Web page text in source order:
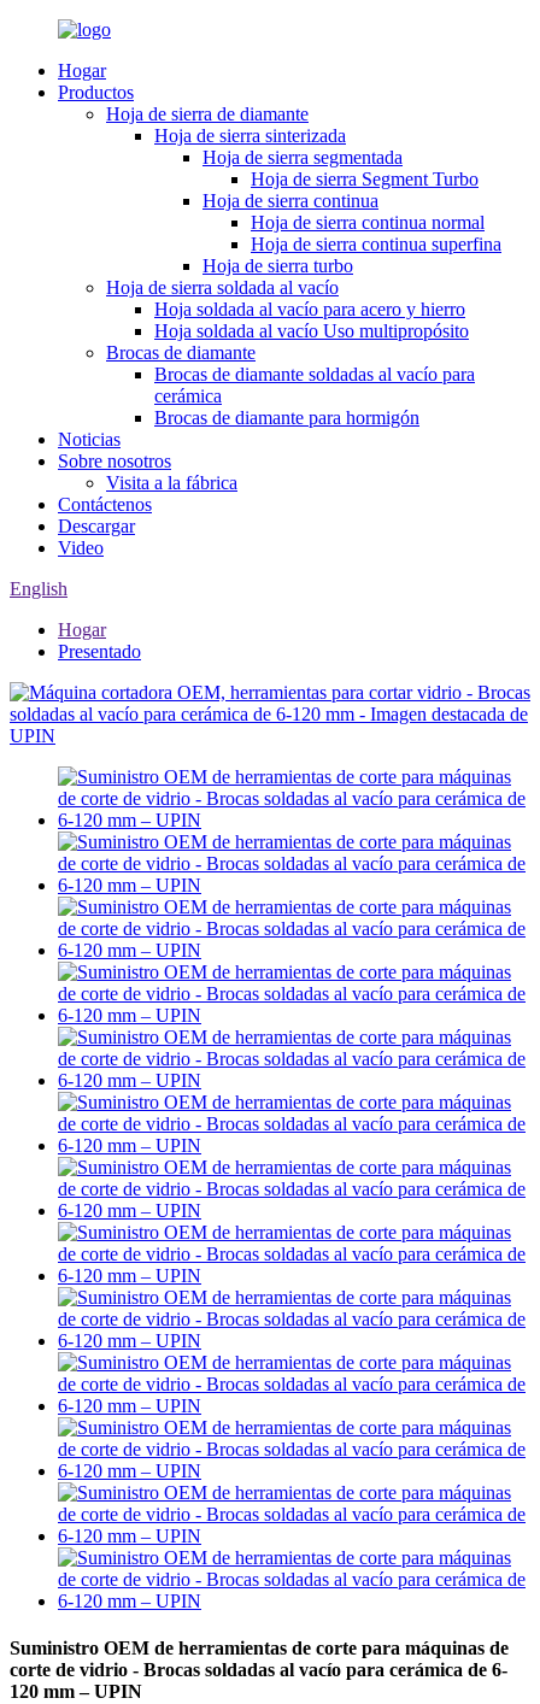
Hogar
Productos
Hoja de sierra de diamante
Hoja de sierra sinterizada
Hoja de sierra segmentada
Hoja de sierra Segment Turbo
Hoja de sierra continua
Hoja de sierra continua normal
Hoja de sierra continua superfina
Hoja de sierra turbo
Hoja de sierra soldada al vacío
Hoja soldada al vacío para acero y hierro
Hoja soldada al vacío Uso multipropósito
Brocas de diamante
Brocas de diamante soldadas al vacío para
cerámica
Brocas de diamante para hormigón
Noticias
Sobre nosotros
Visita a la fábrica
Contáctenos
Descargar
Video
English
Hogar
Presentado
Suministro OEM de herramientas de corte para máquinas de
corte de vidrio - Brocas soldadas al vacío para cerámica de 6-
120 mm – UPIN